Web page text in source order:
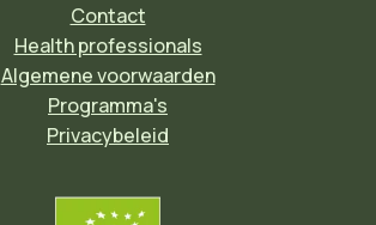
Contact
Health professionals
Algemene voorwaarden
Programma's
Privacybeleid